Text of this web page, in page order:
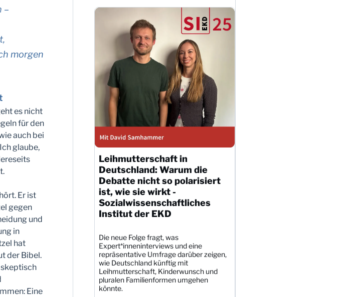
–
morgen
es nicht
für den
auch bei
glaube,
Er ist
gegen
und
in
hat
der Bibel.
Eine
Leihmutterschaft in
Deutschland: Warum die
Debatte nicht so polarisiert
ist, wie sie wirkt -
Sozialwissenschaftliches
Institut der EKD
Die neue Folge fragt, was
Expert*inneninterviews und eine
repräsentative Umfrage darüber zeigen,
wie Deutschland künftig mit
Leihmutterschaft, Kinderwunsch und
pluralen Familienformen umgehen
könnte.